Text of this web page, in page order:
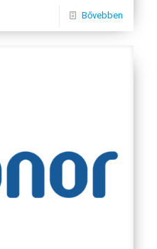
Bővebben